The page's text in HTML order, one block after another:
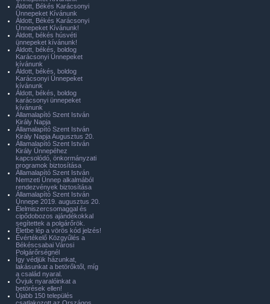
Áldott, Békés Karácsonyi
Ünnepeket Kívánunk
Áldott, Békés Karácsonyi
Ünnepeket Kívánunk!
Áldott, békés húsvéti
ünnepeket kívánunk!
Áldott, békés, boldog
Karácsonyi Ünnepeket
kívánunk
Áldott, békés, boldog
Karácsonyi Ünnepeket
kívánunk
Áldott, békés, boldog
karácsonyi ünnepeket
kívánunk
Államalapító Szent István
Király Napja
Államalapító Szent István
Király Napja Augusztus 20.
Államalapító Szent István
Király Ünnepéhez
kapcsolódó, önkormányzati
programok biztosítása
Államalapító Szent István
Nemzeti Ünnep alkalmából
rendezvények biztosítása
Államalapító Szent István
Ünnepe 2019. augusztus 20.
Élelmiszercsomaggal és
cipődobozos ajándékokkal
segítettek a polgárőrök.
Életbe lép a vörös kód jelzés!
Évértékelő Közgyűlés a
Békéscsabai Városi
Polgárőrségnél
Így védjük házunkat,
lakásunkat a betörőktől, míg
a család nyaral.
Óvjuk nyaralóinkat a
betörések ellen!
Újabb 150 település